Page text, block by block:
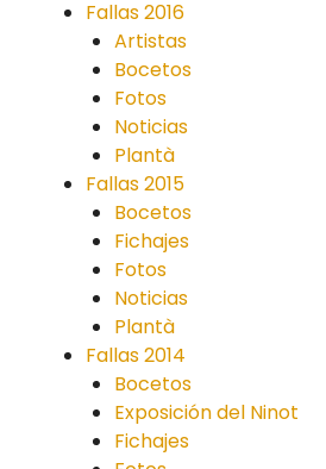
Fallas 2016
Artistas
Bocetos
Fotos
Noticias
Plantà
Fallas 2015
Bocetos
Fichajes
Fotos
Noticias
Plantà
Fallas 2014
Bocetos
Exposición del Ninot
Fichajes